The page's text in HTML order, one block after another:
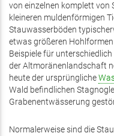
von einzelnen komplett von
kleineren muldenförmigen
Stauwasserböden
etwas größeren
Beispiele für
der Altmoränenlandschaft
heute der ursprüngliche
Wald befindlichen
Grabenentwässerung
Normalerweise sind die